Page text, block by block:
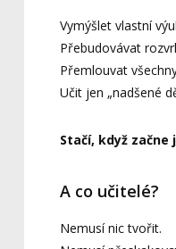
Vymýšlet vlastní
Přebudovávat
Přemlouvat
Učit jen „nadšené
Stačí, když
A co učitelé?
Nemusí nic tvořit.